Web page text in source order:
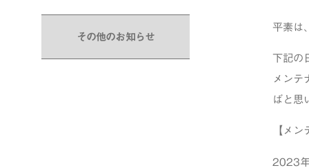
その他のお知らせ
平素は
下記の
メンテ
ばと思
【メ
2023